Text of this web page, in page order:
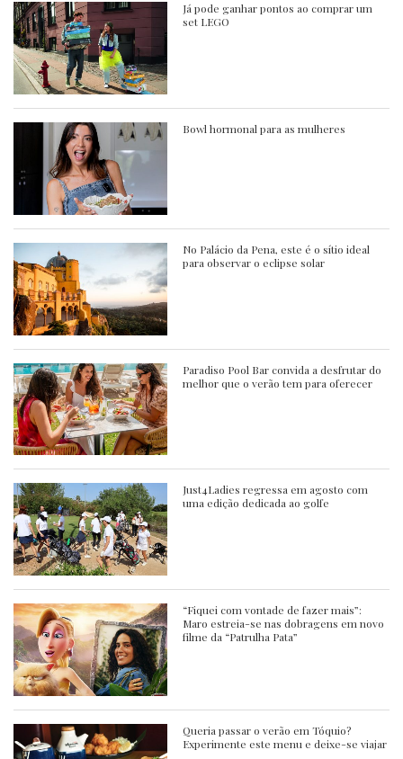
Já pode ganhar pontos ao comprar um
set LEGO
Bowl hormonal para as mulheres
No Palácio da Pena, este é o sítio ideal
para observar o eclipse solar
Paradiso Pool Bar convida a desfrutar do
melhor que o verão tem para oferecer
Just4Ladies regressa em agosto com
uma edição dedicada ao golfe
“Fiquei com vontade de fazer mais”:
Maro estreia-se nas dobragens em novo
filme da “Patrulha Pata”
Queria passar o verão em Tóquio?
Experimente este menu e deixe-se viajar